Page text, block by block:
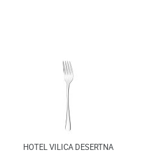
HOTEL VILICA DESERTNA